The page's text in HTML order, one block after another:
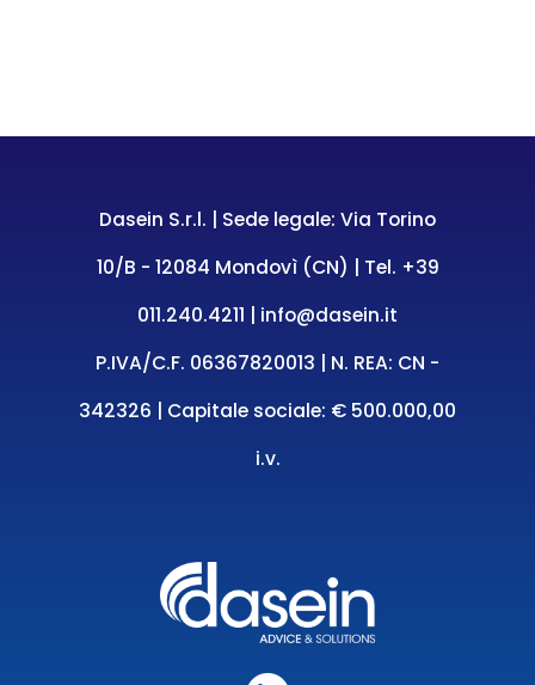
Dasein S.r.l. | Sede legale: Via Torino
10/B - 12084 Mondovì (CN) | Tel. +39
011.240.4211
info@dasein.it
P.IVA/C.F. 06367820013 | N. REA: CN -
342326 | Capitale sociale: € 500.000,00
i.v.